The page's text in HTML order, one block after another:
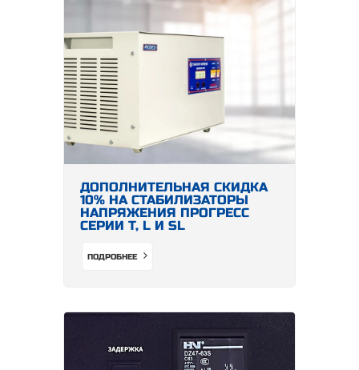
ДОПОЛНИТЕЛЬНАЯ СКИДКА
10% НА СТАБИЛИЗАТОРЫ
НАПРЯЖЕНИЯ ПРОГРЕСС
СЕРИИ Т, L И SL
ПОДРОБНЕЕ